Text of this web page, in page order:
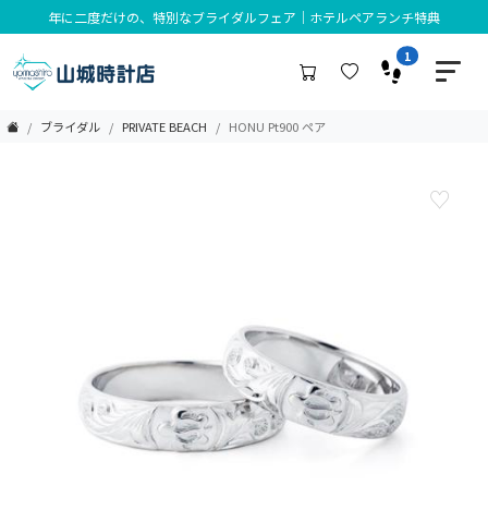
年に二度だけの、特別なブライダルフェア｜ホテルペアランチ特典
1
ブライダル PRIVATE BEACH HONU Pt900 ペア